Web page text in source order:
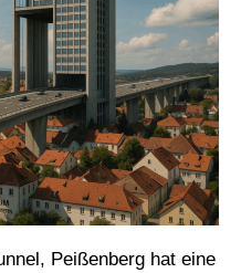
Peißenberg hat eine